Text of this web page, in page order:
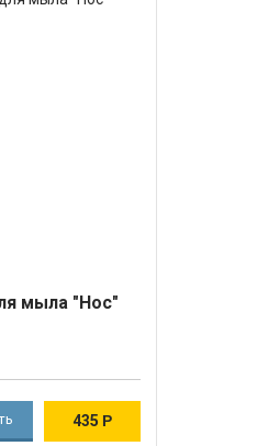
мыла "Нос"
435 Р